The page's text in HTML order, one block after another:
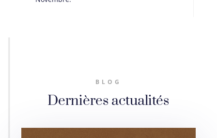
BLOG
Dernières actualités